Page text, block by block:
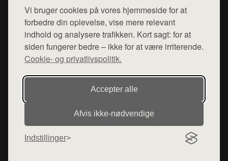
Vi bruger cookies på vores hjemmeside for at
forbedre din oplevelse, vise mere relevant
indhold og analysere trafikken. Kort sagt: for at
siden fungerer bedre – ikke for at være irriterende.
Cookie- og privatlivspolitik.
Accepter alle
Afvis ikke‑nødvendige
Indstillinger
Top Rabatter
Blog
Kontakt
Mail: hej@want.dk
Cookie- og privatlivspolitik
Denne side er en del af want.dk, der udgiver en række
hjemmesider med præsentation af forskellige produkter fra
diverse webshops. Der sælges ikke varer fra denne side - vi
henviser til de shops, som sælger varen. Vi har heller ikke
varerne på lager.